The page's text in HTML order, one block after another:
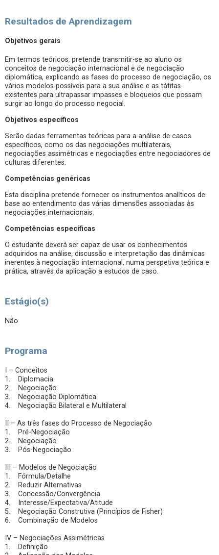
Resultados de Aprendizagem
Objetivos gerais
Em termos teóricos, pretende transmitir-se ao aluno os
conceitos de negociação internacional e de negociação
diplomática, explicando as fases do processo de negociação, os
vários modelos possíveis para a sua análise e as tátitas
existentes para ultrapassar impasses e bloqueios que possam
surgir ao longo do processo negocial.
Objetivos específicos
Serão dadas ferramentas teóricas para a análise de casos
específicos, como os das negociações multilaterais,
negociações assimétricas e negociações entre negociadores de
culturas diferentes.
Competências genéricas
Esta disciplina pretende fornecer os instrumentos analíticos de
base ao entendimento das várias dimensões associadas às
negociações internacionais.
Competências específicas
O estudante deverá ser capaz de usar os conhecimentos
adquiridos na análise, discussão e interpretação das dinâmicas
inerentes à negociação internacional, numa perspetiva teórica e
prática, através da aplicação a estudos de caso.
Estágio(s)
Não
Programa
I – Conceitos
1. Diplomacia
2. Negociação
3. Negociação Diplomática
4. Negociação Bilateral e Multilateral
II – As três fases do Processo de Negociação
1. Pré-Negociação
2. Negociação
3. Pós-Negociação
III – Modelos de Negociação
1. Fórmula/Detalhe
2. Reduzir Alternativas
3. Concessão/Convergência
4. Interesse/Expectativa/Atitude
5. Negociação Construtiva (Princípios de Fisher)
6. Combinação de Modelos
IV – Negociações Assimétricas
1. Definição